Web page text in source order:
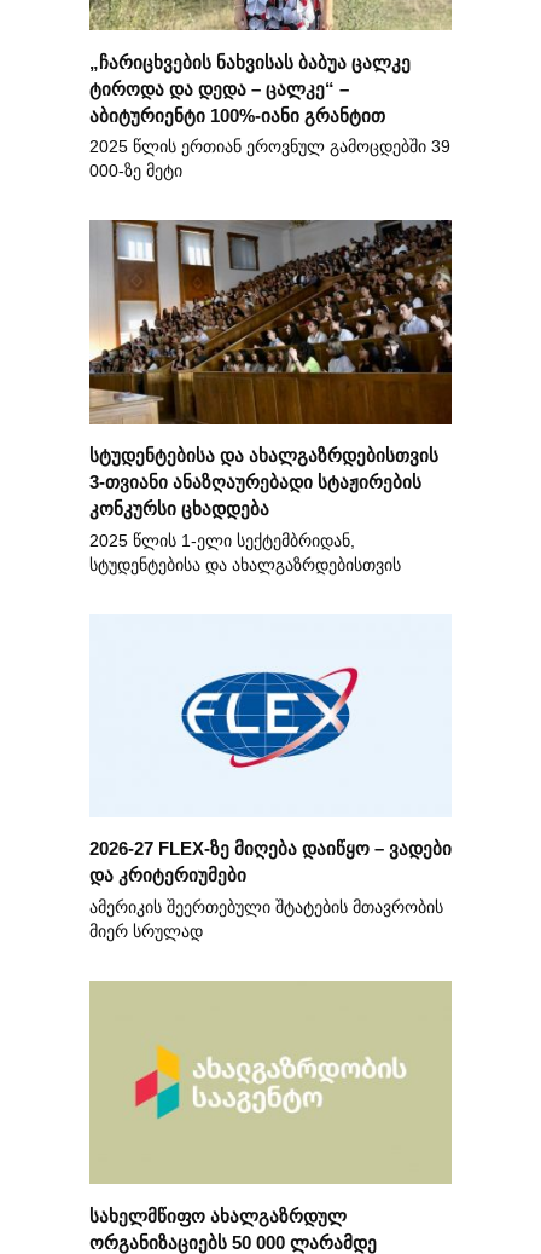
„ჩარიცხვების ნახვისას ბაბუა ცალკე
ტიროდა და დედა – ცალკე“ –
აბიტურიენტი 100%-იანი გრანტით
2025 წლის ერთიან ეროვნულ გამოცდებში 39
000-ზე მეტი
სტუდენტებისა და ახალგაზრდებისთვის
3-თვიანი ანაზღაურებადი სტაჟირების
კონკურსი ცხადდება
2025 წლის 1-ელი სექტემბრიდან,
სტუდენტებისა და ახალგაზრდებისთვის
2026-27 FLEX-ზე მიღება დაიწყო – ვადები
და კრიტერიუმები
ამერიკის შეერთებული შტატების მთავრობის
მიერ სრულად
სახელმწიფო ახალგაზრდულ
ორგანიზაციებს 50 000 ლარამდე